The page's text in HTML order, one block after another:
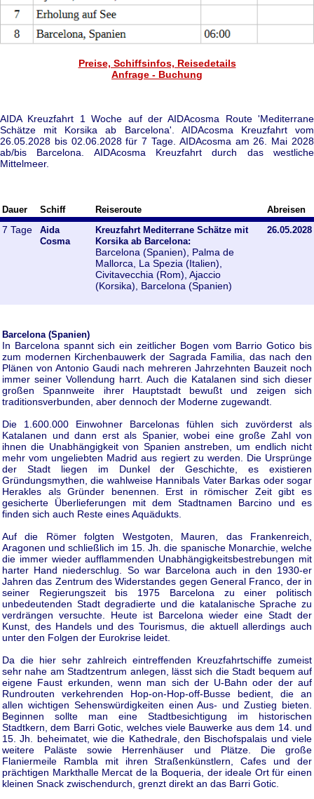
Preise, Schiffsinfos, Reisedetails
Anfrage - Buchung
AIDA Kreuzfahrt 1 Woche auf der AIDAcosma Route 'Mediterrane
Schätze mit Korsika ab Barcelona'. AIDAcosma Kreuzfahrt vom
26.05.2028 bis 02.06.2028 für 7 Tage. AIDAcosma am 26. Mai 2028
ab/bis Barcelona. AIDAcosma Kreuzfahrt durch das westliche
Mittelmeer.
Dauer Schiff Reiseroute Abreisen
7 Tage
Aida
Cosma
Kreuzfahrt Mediterrane Schätze mit
Korsika ab Barcelona:
Barcelona (Spanien), Palma de
Mallorca, La Spezia (Italien),
Civitavecchia (Rom), Ajaccio
(Korsika), Barcelona (Spanien)
26.05.2028
Barcelona (Spanien)
In Barcelona spannt sich ein zeitlicher Bogen vom Barrio Gotico bis
zum modernen Kirchenbauwerk der Sagrada Familia, das nach den
Plänen von Antonio Gaudi nach mehreren Jahrzehnten Bauzeit noch
immer seiner Vollendung harrt. Auch die Katalanen sind sich dieser
großen Spannweite ihrer Hauptstadt bewußt und zeigen sich
traditionsverbunden, aber dennoch der Moderne zugewandt.
Die 1.600.000 Einwohner Barcelonas fühlen sich zuvörderst als
Katalanen und dann erst als Spanier, wobei eine große Zahl von
ihnen die Unabhängigkeit von Spanien anstreben, um endlich nicht
mehr vom ungeliebten Madrid aus regiert zu werden. Die Ursprünge
der Stadt liegen im Dunkel der Geschichte, es existieren
Gründungsmythen, die wahlweise Hannibals Vater Barkas oder sogar
Herakles als Gründer benennen. Erst in römischer Zeit gibt es
gesicherte Überlieferungen mit dem Stadtnamen Barcino und es
finden sich auch Reste eines Aquädukts.
Auf die Römer folgten Westgoten, Mauren, das Frankenreich,
Aragonen und schließlich im 15. Jh. die spanische Monarchie, welche
die immer wieder aufflammenden Unabhängigkeitsbestrebungen mit
harter Hand niederschlug. So war Barcelona auch in den 1930-er
Jahren das Zentrum des Widerstandes gegen General Franco, der in
seiner Regierungszeit bis 1975 Barcelona zu einer politisch
unbedeutenden Stadt degradierte und die katalanische Sprache zu
verdrängen versuchte. Heute ist Barcelona wieder eine Stadt der
Kunst, des Handels und des Tourismus, die aktuell allerdings auch
unter den Folgen der Eurokrise leidet.
Da die hier sehr zahlreich eintreffenden Kreuzfahrtschiffe zumeist
sehr nahe am Stadtzentrum anlegen, lässt sich die Stadt bequem auf
eigene Faust erkunden, wenn man sich der U-Bahn oder der auf
Rundrouten verkehrenden Hop-on-Hop-off-Busse bedient, die an
allen wichtigen Sehenswürdigkeiten einen Aus- und Zustieg bieten.
Beginnen sollte man eine Stadtbesichtigung im historischen
Stadtkern, dem Barri Gotic, welches viele Bauwerke aus dem 14. und
15. Jh. beheimatet, wie die Kathedrale, den Bischofspalais und viele
weitere Paläste sowie Herrenhäuser und Plätze. Die große
Flaniermeile Rambla mit ihren Straßenkünstlern, Cafes und der
prächtigen Markthalle Mercat de la Boqueria, der ideale Ort für einen
kleinen Snack zwischendurch, grenzt direkt an das Barri Gotic.